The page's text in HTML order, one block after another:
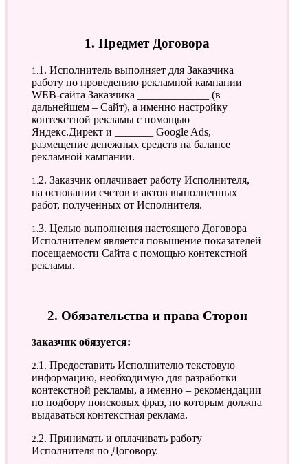
1. Предмет Договора
1.1. Исполнитель выполняет для Заказчика
работу по проведению рекламной кампании
WEB-сайта Заказчика _____________ (в
дальнейшем – Сайт), а именно настройку
контекстной рекламы с помощью
Яндекс.Директ и _______ Google Ads,
размещение денежных средств на балансе
рекламной кампании.
1.2. Заказчик оплачивает работу Исполнителя,
на основании счетов и актов выполненных
работ, полученных от Исполнителя.
1.3. Целью выполнения настоящего Договора
Исполнителем является повышение показателей
посещаемости Сайта с помощью контекстной
рекламы.
2. Обязательства и права Сторон
Заказчик обязуется:
2.1. Предоставить Исполнителю текстовую
информацию, необходимую для разработки
контекстной рекламы, а именно – рекомендации
по подбору поисковых фраз, по которым должна
выдаваться контекстная реклама.
2.2. Принимать и оплачивать работу
Исполнителя по Договору.